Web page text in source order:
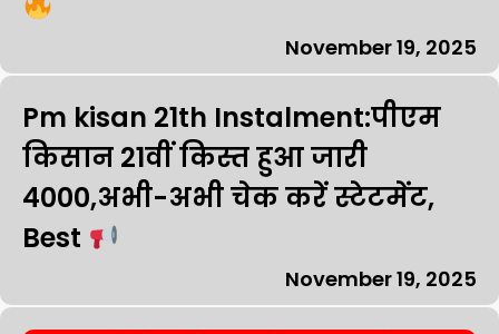
November 19, 2025
Pm kisan 21th Instalment:पीएम
किसान 21वीं किस्त हुआ जारी
₹4000,अभी-अभी चेक करें स्टेटमेंट,
Best
November 19, 2025